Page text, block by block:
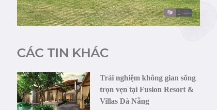
CÁC TIN KHÁC
Trải nghiệm không gian sống
trọn vẹn tại Fusion Resort &
Villas Đà Nẵng